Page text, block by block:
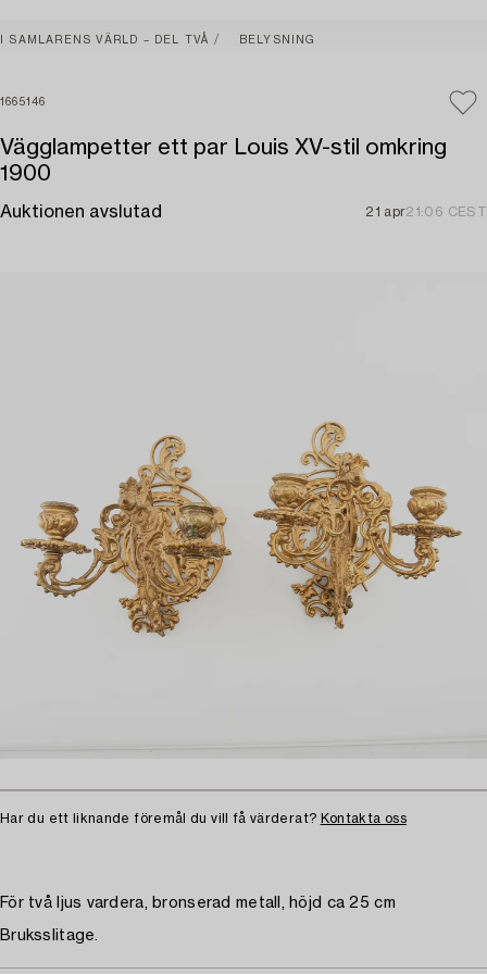
I SAMLARENS VÄRLD – DEL TVÅ BELYSNING
1665146
Vägglampetter ett par Louis XV-stil omkring
1900
Auktionen avslutad 21 apr21:06 CEST
Har du ett liknande föremål du vill få värderat? Kontakta oss
För två ljus vardera, bronserad metall, höjd ca 25 cm
Bruksslitage.